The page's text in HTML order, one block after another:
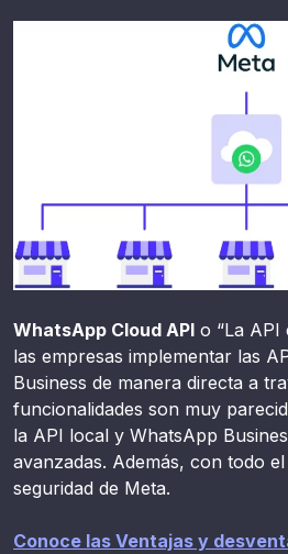
WhatsApp Cloud API o “La API
las empresas implementar las
Business de manera directa a
funcionalidades son muy
la API local y WhatsApp
avanzadas. Además, con todo
seguridad de Meta.
Conoce las Ventajas y